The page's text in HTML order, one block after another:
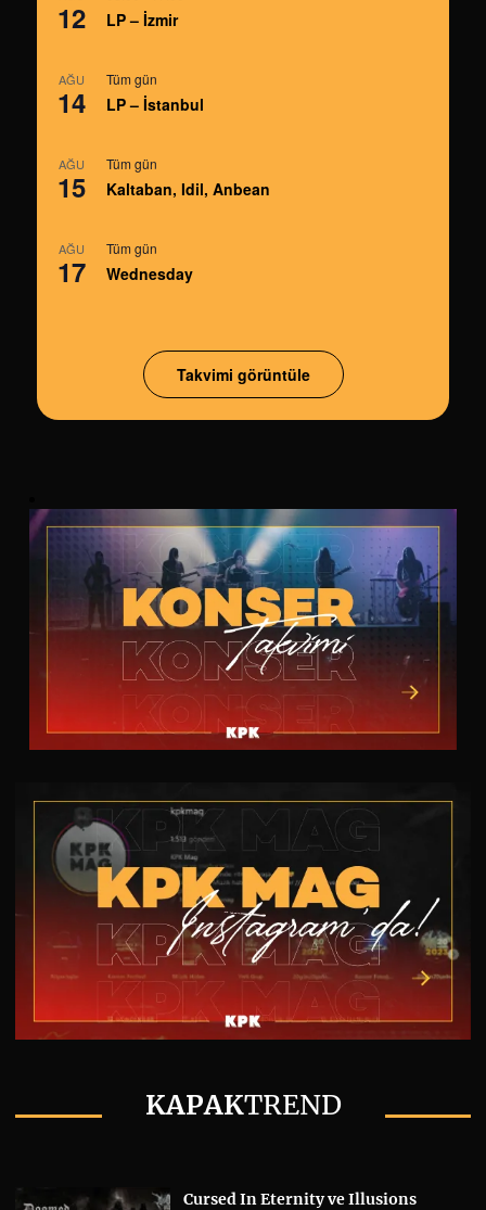
12 LP – İzmir
AĞU
14
Tüm gün
LP – İstanbul
AĞU
15
Tüm gün
Kaltaban, Idil, Anbean
AĞU
17
Tüm gün
Wednesday
Takvimi görüntüle
KAPAKTREND
Cursed In Eternity ve Illusions